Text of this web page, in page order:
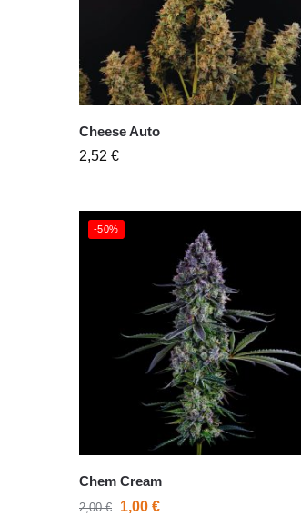
Cheese Auto
2,52 €
-50%
Chem Cream
2,00€ 1,00 €